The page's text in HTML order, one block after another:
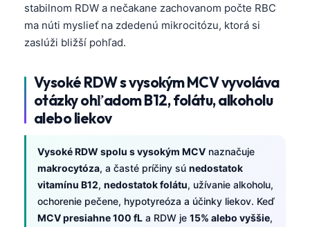
stabilnom RDW a nečakane zachovanom počte RBC
ma núti myslieť na zdedenú mikrocitózu, ktorá si
zaslúži bližší pohľad.
Vysoké RDW s vysokým MCV vyvoláva
otázky ohľadom B12, folátu, alkoholu
alebo liekov
Vysoké RDW spolu s vysokým MCV naznačuje
makrocytóza, a časté príčiny sú nedostatok
vitamínu B12, nedostatok folátu, užívanie alkoholu,
ochorenie pečene, hypotyreóza a účinky liekov. Keď
MCV presiahne 100 fL a RDW je 15% alebo vyššie,